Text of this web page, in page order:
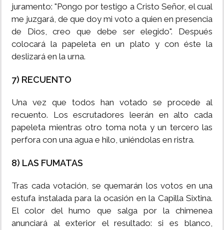
juramento: "Pongo por testigo a Cristo Señor, el cual
me juzgará, de que doy mi voto a quien en presencia
de Dios, creo que debe ser elegido". Después
colocará la papeleta en un plato y con éste la
deslizará en la urna.
7) RECUENTO
Una vez que todos han votado se procede al
recuento. Los escrutadores leerán en alto cada
papeleta mientras otro toma nota y un tercero las
perfora con una agua e hilo, uniéndolas en ristra.
8) LAS FUMATAS
Tras cada votación, se quemarán los votos en una
estufa instalada para la ocasión en la Capilla Sixtina.
El color del humo que salga por la chimenea
anunciará al exterior el resultado: si es blanco,